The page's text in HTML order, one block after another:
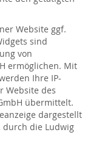
Website ggf.
sind
von
ermöglichen. Mit
Ihre IP-
Website des
übermittelt.
dargestellt
durch die Ludwig